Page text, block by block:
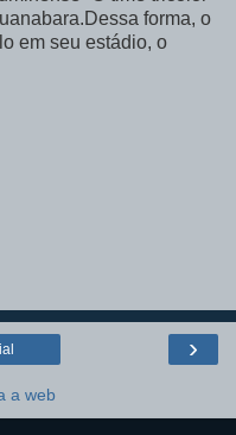
forma, o
em seu estádio, o
›
a web